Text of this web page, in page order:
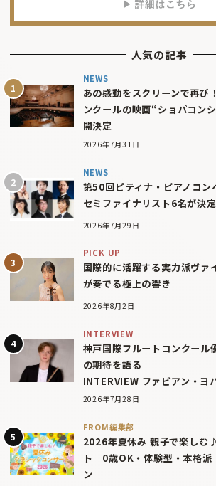
人気の記事
NEWS
あの感動をスクリーンで再び
ンクールの映画“ショパコン
開決定
2026年7月31日
NEWS
第50回ピティナ・ピアノコン
セミファイナリスト6名が決定
2026年7月29日
PICK UP
国際的に活躍する実力派ヴァ
が奏でる極上の響き
2026年8月2日
INTERVIEW
神戸国際フルートコンクール
の期待を語る
INTERVIEW ファビアン・ヨ
2026年7月28日
FROM編集部
2026年夏休み 親子で楽しむ
ト｜0歳OK・体験型・本格派
ン